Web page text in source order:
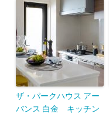
ザ・パークハウス アー
バンス 白金 キッチン